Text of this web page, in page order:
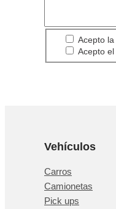
Acepto la
Acepto el
Vehículos
Carros
Camionetas
Pick ups